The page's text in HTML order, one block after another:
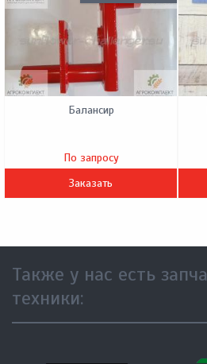
Балансир
По запросу
Заказать
Также у нас есть
техники: